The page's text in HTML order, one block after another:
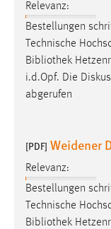
Relevanz:
Bestellungen
Technische
Bibliothek
i.d.Opf. Die
abgerufen
[PDF] Weidener
Relevanz:
Bestellungen
Technische
Bibliothek